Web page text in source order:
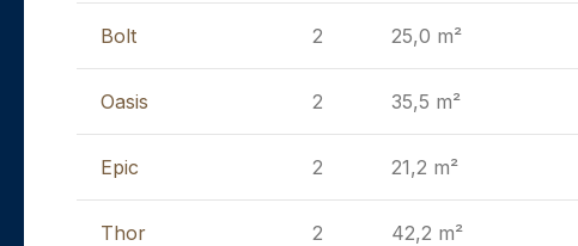
Bolt 2 25,0 m²
Oasis 2 35,5 m²
Epic 2 21,2 m²
Thor 2 42,2 m²